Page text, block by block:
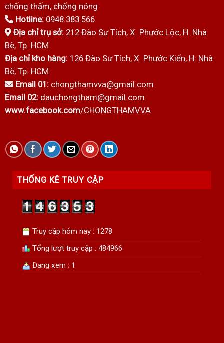
chống thấm, chống nóng
Hotline:0948.383.566
Địa chỉ trụ sở:212 Đào Sư Tích, X. Phước Lộc, H. Nhà
Bè, Tp. HCM
Địa chỉ kho hàng:126 Đào Sư Tích, X. Phước Kiển, H. Nhà
Bè, Tp. HCM
Email 01:chongthamvva@gmail.com
Email 02:dauchongtham@gmail.com
www.facebook.com/CHONGTHAMVVA
THỐNG KÊ TRUY CẬP
Truy cập hôm nay : 1278
Tổng lượt truy cập : 484966
Đang xem : 1